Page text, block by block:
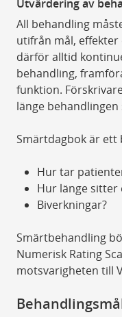
Utvärdering av
All behandling
utifrån mål,
därför alltid
behandling,
funktion.
länge behandlingen
Smärtdagbok är ett
Hur tar
Hur länge sitter
Biverkningar?
Smärtbehandling
Numerisk Rating
motsvarigheten till